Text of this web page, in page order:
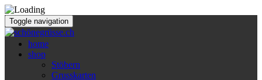
Toggle navigation
home
shop
Stöbern
Grusskarten